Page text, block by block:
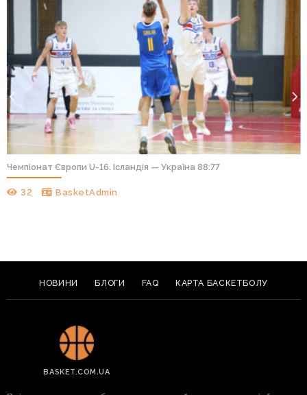
Чемпіонат Європи U-16. Ісландія — Україна 88:77
32 BasketAdmin
НОВИНИ БЛОГИ FAQ КАРТА БАСКЕТБОЛУ
BASKET.COM.UA